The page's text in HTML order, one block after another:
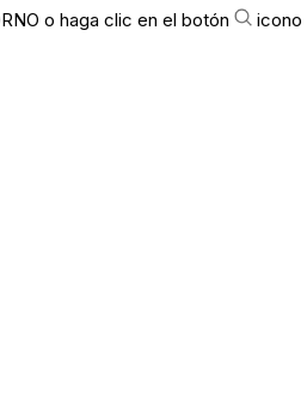
o haga clic en el botón
icono